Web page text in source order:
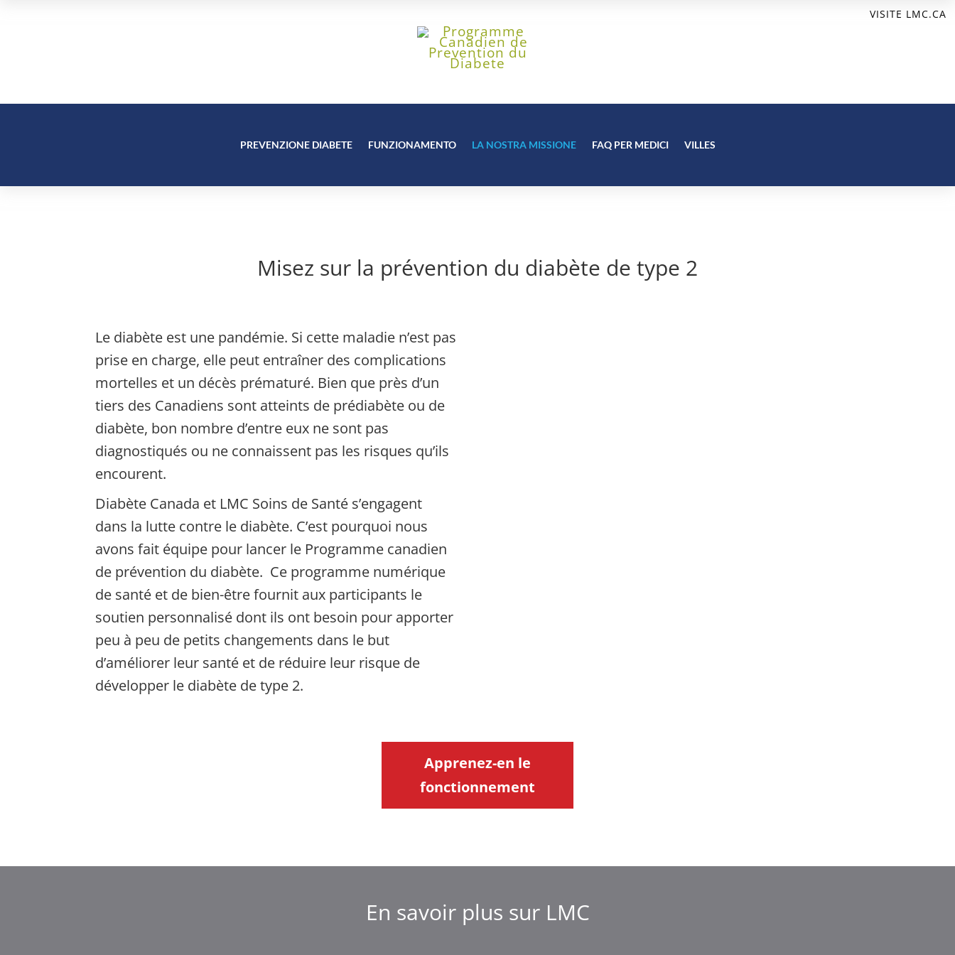
VISITE LMC.CA
PREVENZIONE DIABETE FUNZIONAMENTO LA NOSTRA MISSIONE FAQ PER MEDICI VILLES
Misez sur la prévention du diabète de type 2
Le diabète est une pandémie. Si cette maladie n’est pas
prise en charge, elle peut entraîner des complications
mortelles et un décès prématuré. Bien que près d’un
tiers des Canadiens sont atteints de prédiabète ou de
diabète, bon nombre d’entre eux ne sont pas
diagnostiqués ou ne connaissent pas les risques qu’ils
encourent.
Diabète Canada et LMC Soins de Santé s’engagent
dans la lutte contre le diabète. C’est pourquoi nous
avons fait équipe pour lancer le Programme canadien
de prévention du diabète. Ce programme numérique
de santé et de bien-être fournit aux participants le
soutien personnalisé dont ils ont besoin pour apporter
peu à peu de petits changements dans le but
d’améliorer leur santé et de réduire leur risque de
développer le diabète de type 2.
Apprenez-en le
fonctionnement
En savoir plus sur LMC
Ελληνικά